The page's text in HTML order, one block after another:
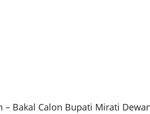
Bakal Calon Bupati Mirati